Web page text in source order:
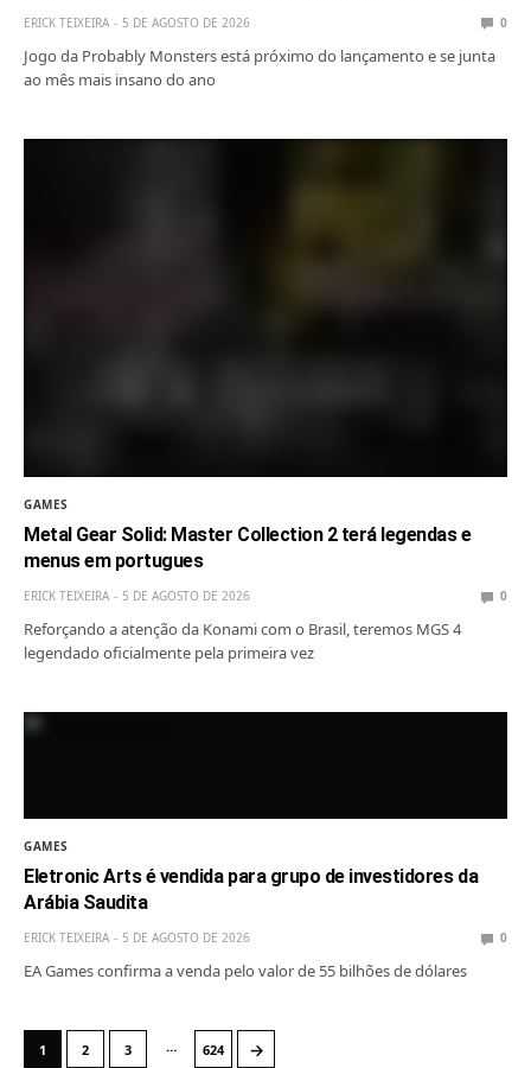
ERICK TEIXEIRA 5 DE AGOSTO DE 2026 0
Jogo da Probably Monsters está próximo do lançamento e se junta
ao mês mais insano do ano
GAMES
Metal Gear Solid: Master Collection 2 terá legendas e
menus em portugues
ERICK TEIXEIRA 5 DE AGOSTO DE 2026 0
Reforçando a atenção da Konami com o Brasil, teremos MGS 4
legendado oficialmente pela primeira vez
GAMES
Eletronic Arts é vendida para grupo de investidores da
Arábia Saudita
ERICK TEIXEIRA 5 DE AGOSTO DE 2026 0
EA Games confirma a venda pelo valor de 55 bilhões de dólares
1 2 3 … 624 →